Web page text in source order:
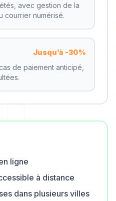
avec gestion de la
courrier numérisé.
Jusqu’à -30%
de paiement anticipé,
ligne
à distance
dans plusieurs villes